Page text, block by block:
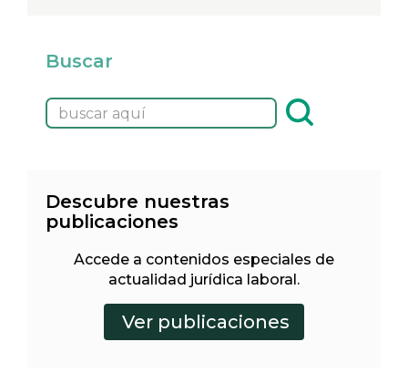
Buscar
Descubre nuestras
publicaciones
Accede a contenidos especiales de
actualidad jurídica laboral.